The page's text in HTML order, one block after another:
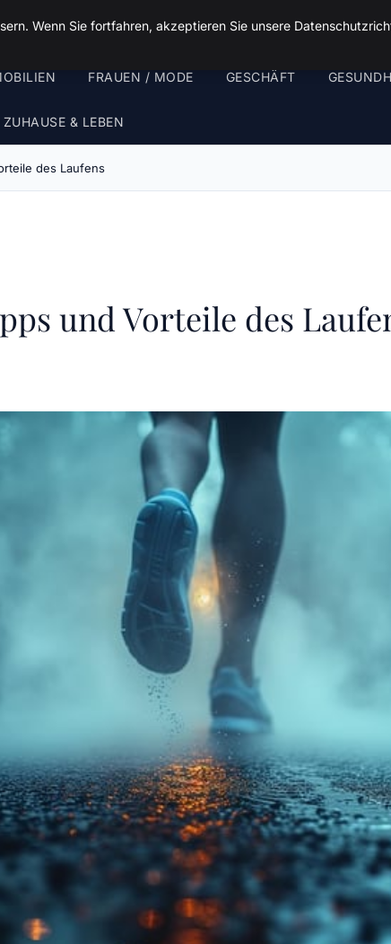
FRAUEN / MODE GESCHÄFT
ZUHAUSE & LEBEN
des Laufens
und Vorteile des
Wenn Sie fortfahren, akzeptieren Sie unsere